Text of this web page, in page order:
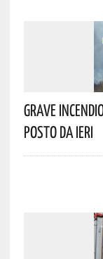
Grave
Posto Da Ieri